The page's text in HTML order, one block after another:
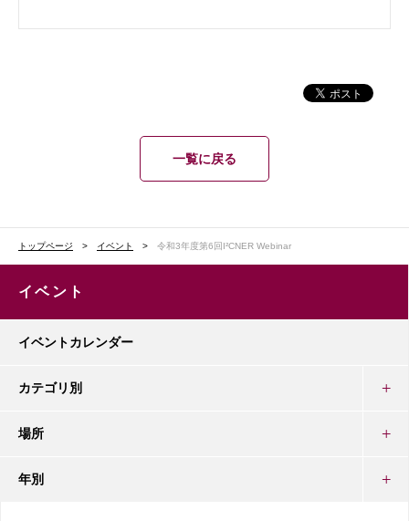
一覧に戻る
トップページ イベント 令和3年度第6回I²CNER Webinar
イベント
イベントカレンダー
カテゴリ別
場所
年別